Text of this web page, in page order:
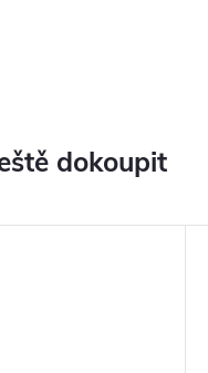
dokoupit